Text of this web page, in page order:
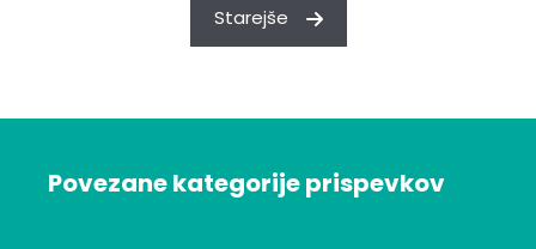
Starejše
Povezane kategorije prispevkov